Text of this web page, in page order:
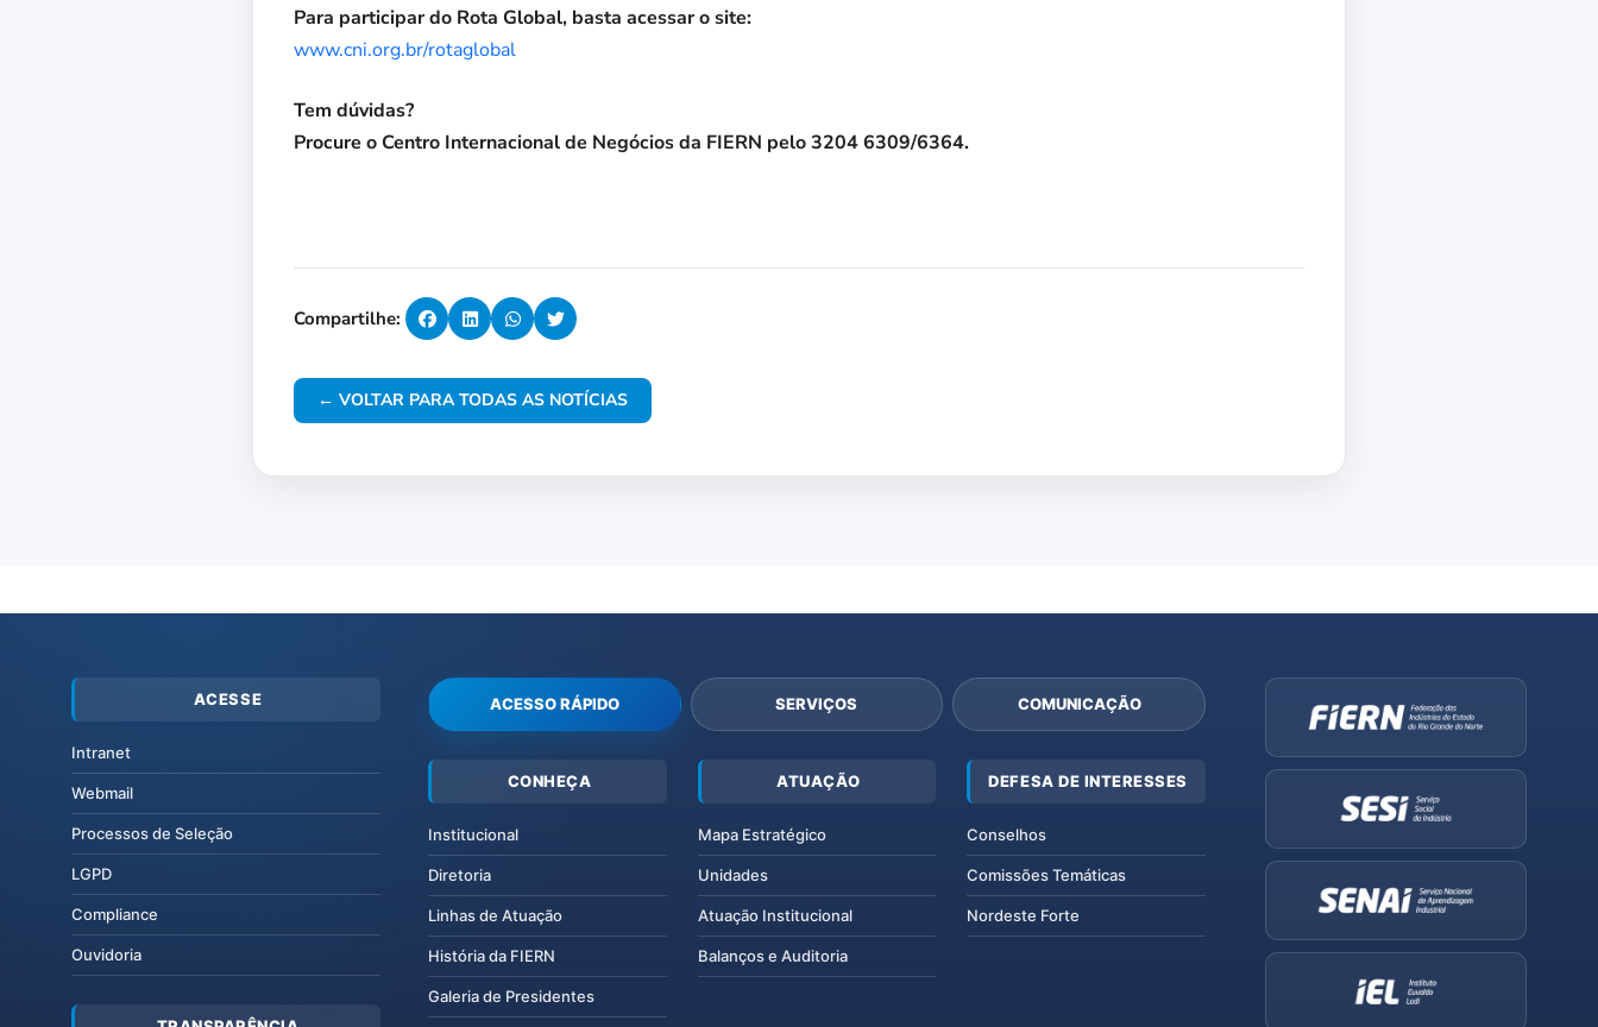
Para participar do Rota Global, basta acessar o site:
www.cni.org.br/rotaglobal
Tem dúvidas?
Procure o Centro Internacional de Negócios da FIERN pelo 3204 6309/6364.
Compartilhe:
← VOLTAR PARA TODAS AS NOTÍCIAS
ACESSE
Intranet
Webmail
Processos de Seleção
LGPD
Compliance
Ouvidoria
ACESSO RÁPIDO SERVIÇOS COMUNICAÇÃO
CONHEÇA
Institucional
Diretoria
Linhas de Atuação
História da FIERN
Galeria de Presidentes
ATUAÇÃO
Mapa Estratégico
Unidades
Atuação Institucional
Balanços e Auditoria
DEFESA DE INTERESSES
Conselhos
Comissões Temáticas
Nordeste Forte